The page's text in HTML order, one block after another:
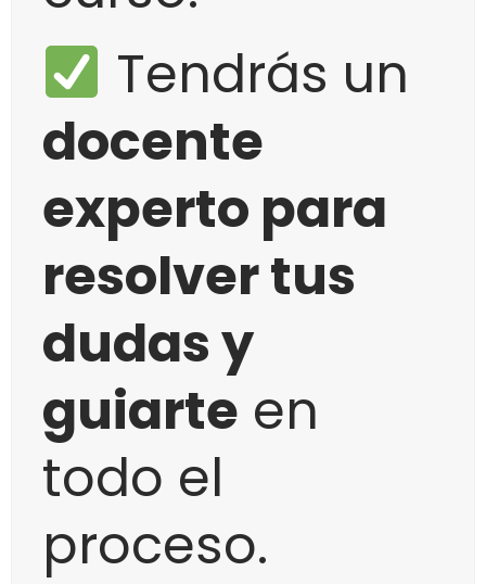
Tendrás un
docente
experto para
resolver tus
dudas y
guiarte en
todo el
proceso.